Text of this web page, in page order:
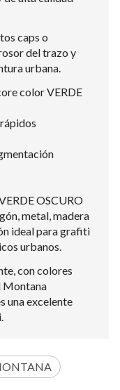
caps o
del trazo y
urbana.
color VERDE
OSCURO
metal, madera
ideal para grafiti
urbanos.
con colores
Montana
una excelente